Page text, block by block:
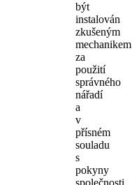
být
instalován
zkušeným
mechanikem
za
použití
správného
nářadí
a
v
přísném
souladu
s
pokyny
společnosti